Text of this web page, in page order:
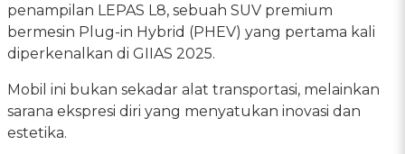
penampilan LEPAS L8, sebuah SUV premium
bermesin Plug-in Hybrid (PHEV) yang pertama kali
diperkenalkan di GIIAS 2025.
Mobil ini bukan sekadar alat transportasi, melainkan
sarana ekspresi diri yang menyatukan inovasi dan
estetika.